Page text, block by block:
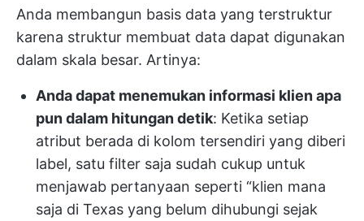
Anda membangun basis data yang terstruktur
karena struktur membuat data dapat digunakan
dalam skala besar. Artinya:
Anda dapat menemukan informasi klien apa
pun dalam hitungan detik: Ketika setiap
atribut berada di kolom tersendiri yang diberi
label, satu filter saja sudah cukup untuk
menjawab pertanyaan seperti “klien mana
saja di Texas yang belum dihubungi sejak